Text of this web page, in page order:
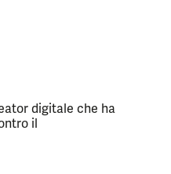
digitale che ha
il